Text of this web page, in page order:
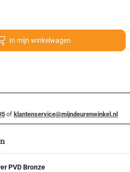
In mijn winkelwagen
of klantenservice@mijndeurenwinkel.nl
PVD Bronze